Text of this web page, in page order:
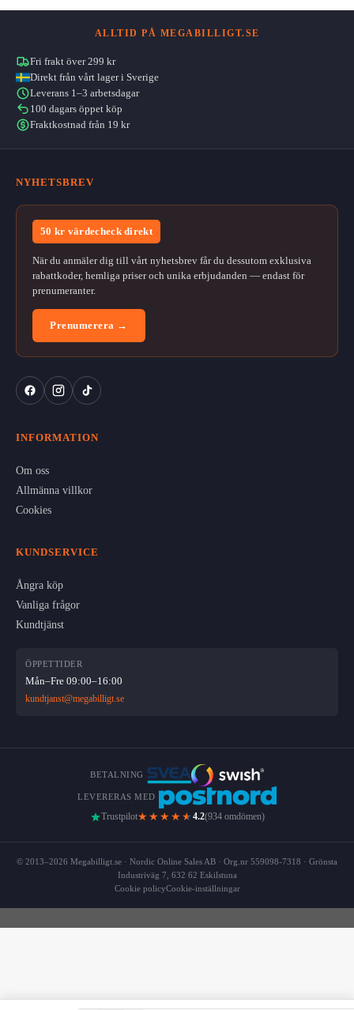
ALLTID PÅ MEGABILLIGT.SE
Fri frakt över 299 kr
Direkt från vårt lager i Sverige
Leverans 1–3 arbetsdagar
100 dagars öppet köp
Fraktkostnad från 19 kr
NYHETSBREV
50 kr värdecheck direkt
När du anmäler dig till vårt nyhetsbrev får du dessutom exklusiva
rabattkoder, hemliga priser och unika erbjudanden — endast för
prenumeranter.
Prenumerera →
INFORMATION
Om oss
Allmänna villkor
Cookies
KUNDSERVICE
Ångra köp
Vanliga frågor
Kundtjänst
ÖPPETTIDER
Mån–Fre 09:00–16:00
kundtjanst@megabilligt.se
BETALNING
LEVERERAS MED
Trustpilot★★★★ ★ 4.2(934 omdömen)
© 2013–2026 Megabilligt.se · Nordic Online Sales AB · Org.nr 559098-7318 · Grönsta
Industriväg 7, 632 62 Eskilstuna
Cookie policyCookie-inställningar